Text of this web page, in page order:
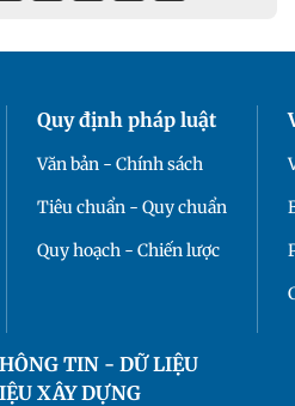
Quy định pháp luật
Văn bản - Chính sách
Tiêu chuẩn - Quy chuẩn
Quy hoạch - Chiến lược
TIN - DỮ LIỆU
XÂY DỰNG